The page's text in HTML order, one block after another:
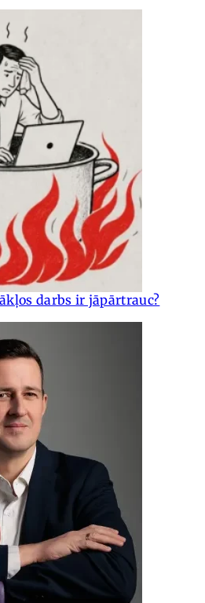
darbs ir jāpārtrauc?